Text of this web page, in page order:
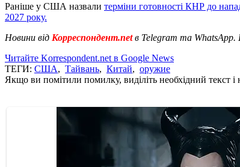
Раніше у США назвали терміни готовності КНР до
2027 року.
Новини від Корреспондент.netв Telegram та WhatsApp.
Читайте Korrespondent.net в Google News
ТЕГИ: США, Тайвань, Китай, оружие
Якщо ви помітили помилку, виділіть необхідний текст